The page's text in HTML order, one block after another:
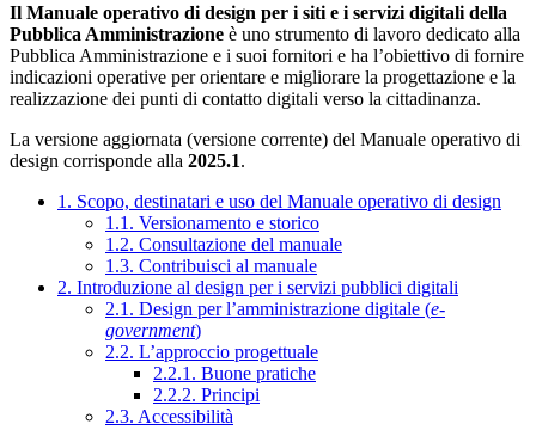
Il Manuale operativo di design per i siti e i servizi digitali della
Pubblica Amministrazione è uno strumento di lavoro dedicato alla
Pubblica Amministrazione e i suoi fornitori e ha l’obiettivo di fornire
indicazioni operative per orientare e migliorare la progettazione e la
realizzazione dei punti di contatto digitali verso la cittadinanza.
La versione aggiornata (versione corrente) del Manuale operativo di
design corrisponde alla 2025.1.
1. Scopo, destinatari e uso del Manuale operativo di design
1.1. Versionamento e storico
1.2. Consultazione del manuale
1.3. Contribuisci al manuale
2. Introduzione al design per i servizi pubblici digitali
2.1. Design per l’amministrazione digitale (e-
government)
2.2. L’approccio progettuale
2.2.1. Buone pratiche
2.2.2. Principi
2.3. Accessibilità